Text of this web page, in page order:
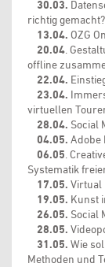
30.03.
richtig gemacht?
13.04. OZG
20.04.
offline
22.04.
23.04.
virtuellen
28.04. Social
04.05. Adobe
06.05.
Systematik
17.05. Virtual
19.05. Kunst
26.05. Social
28.05.
31.05. Wie
Methoden und